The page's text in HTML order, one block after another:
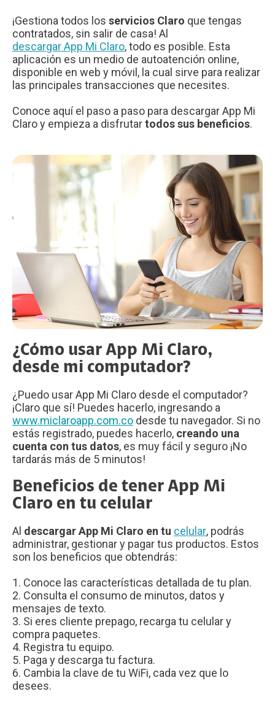
¡Gestiona todos los servicios Claro que tengas
contratados, sin salir de casa! Al
descargar App Mi Claro, todo es posible. Esta
aplicación es un medio de autoatención online,
disponible en web y móvil, la cual sirve para realizar
las principales transacciones que necesites.
Conoce aquí el paso a paso para descargar App Mi
Claro y empieza a disfrutartodos sus beneficios.
¿Cómo usar App Mi Claro,
desde mi computador?
¿Puedo usar App Mi Claro desde el computador?
¡Claro que sí! Puedes hacerlo, ingresando a
www.miclaroapp.com.co desde tu navegador. Si no
estás registrado, puedes hacerlo, creando una
cuenta con tus datos, es muy fácil y seguro ¡No
tardarás más de 5 minutos!
Beneficios de tener App Mi
Claro en tu celular
Al descargar App Mi Claro en tu celular, podrás
administrar, gestionar y pagar tus productos. Estos
son los beneficios que obtendrás:
1. Conoce las características detallada de tu plan.
2. Consulta el consumo de minutos, datos y
mensajes de texto.
3. Si eres cliente prepago, recarga tu celular y
compra paquetes.
4. Registra tu equipo.
5. Paga y descarga tu factura.
6. Cambia la clave de tu WiFi, cada vez que lo
desees.